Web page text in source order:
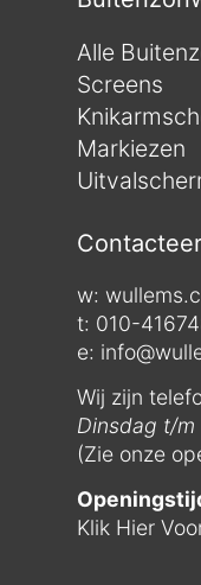
Alle
Screens
Markiezen
w:
t: 010-
e:
Wij zijn
Dinsdag t/m
(Zie onze
Klik Hier